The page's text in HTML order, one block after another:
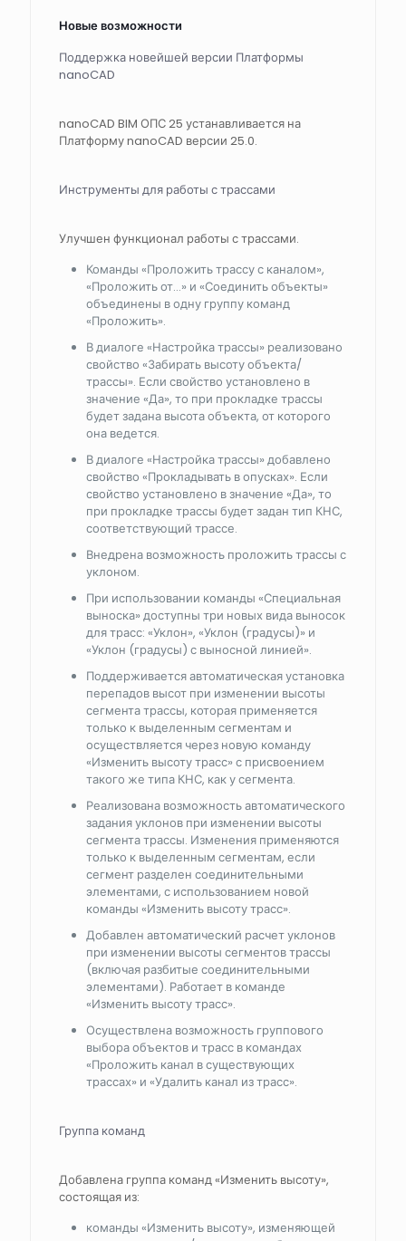
Новые возможности
Поддержка новейшей версии Платформы
nanoCAD
nanoCAD BIM ОПС 25 устанавливается на
Платформу nanoCAD версии 25.0.
Инструменты для работы с трассами
Улучшен функционал работы с трассами.
Команды «Проложить трассу с каналом»,
«Проложить от…» и «Соединить объекты»
объединены в одну группу команд
«Проложить».
В диалоге «Настройка трассы» реализовано
свойство «Забирать высоту объекта/
трассы». Если свойство установлено в
значение «Да», то при прокладке трассы
будет задана высота объекта, от которого
она ведется.
В диалоге «Настройка трассы» добавлено
свойство «Прокладывать в опусках». Если
свойство установлено в значение «Да», то
при прокладке трассы будет задан тип КНС,
соответствующий трассе.
Внедрена возможность проложить трассы с
уклоном.
При использовании команды «Специальная
выноска» доступны три новых вида выносок
для трасс: «Уклон», «Уклон (градусы)» и
«Уклон (градусы) с выносной линией».
Поддерживается автоматическая установка
перепадов высот при изменении высоты
сегмента трассы, которая применяется
только к выделенным сегментам и
осуществляется через новую команду
«Изменить высоту трасс» с присвоением
такого же типа КНС, как у сегмента.
Реализована возможность автоматического
задания уклонов при изменении высоты
сегмента трассы. Изменения применяются
только к выделенным сегментам, если
сегмент разделен соединительными
элементами, с использованием новой
команды «Изменить высоту трасс».
Добавлен автоматический расчет уклонов
при изменении высоты сегментов трассы
(включая разбитые соединительными
элементами). Работает в команде
«Изменить высоту трасс».
Осуществлена возможность группового
выбора объектов и трасс в командах
«Проложить канал в существующих
трассах» и «Удалить канал из трасс».
Группа команд
Добавлена группа команд «Изменить высоту»,
состоящая из:
команды «Изменить высоту», изменяющей